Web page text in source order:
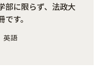
部に限らず、法政大
す。
英語